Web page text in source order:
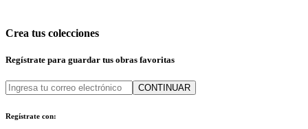
Crea tus colecciones
Regístrate para guardar tus obras favoritas
CONTINUAR
Regístrate con: